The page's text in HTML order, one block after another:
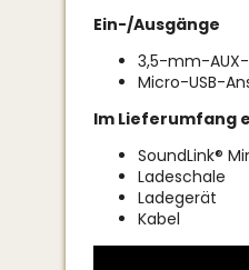
Ein-/Ausgänge
3,5-mm-
Micro-USB-
Im Lieferumfang
SoundLink®
Ladeschale
Ladegerät
Kabel